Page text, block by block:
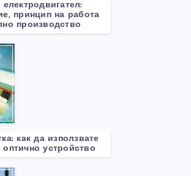
принцип на работа
производство
как да използвате
устройство